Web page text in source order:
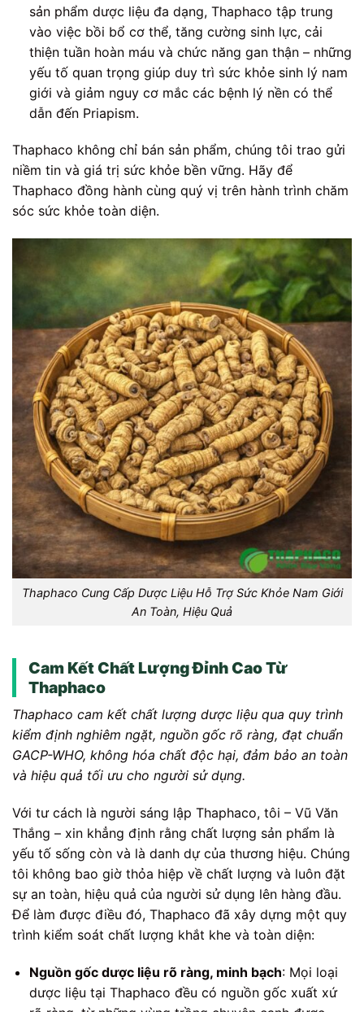
sản phẩm dược liệu đa dạng, Thaphaco tập trung
vào việc bồi bổ cơ thể, tăng cường sinh lực, cải
thiện tuần hoàn máu và chức năng gan thận – những
yếu tố quan trọng giúp duy trì sức khỏe sinh lý nam
giới và giảm nguy cơ mắc các bệnh lý nền có thể
dẫn đến Priapism.
Thaphaco không chỉ bán sản phẩm, chúng tôi trao gửi
niềm tin và giá trị sức khỏe bền vững. Hãy để
Thaphaco đồng hành cùng quý vị trên hành trình chăm
sóc sức khỏe toàn diện.
Thaphaco Cung Cấp Dược Liệu Hỗ Trợ Sức Khỏe Nam Giới
An Toàn, Hiệu Quả
Cam Kết Chất Lượng Đỉnh Cao Từ
Thaphaco
Thaphaco cam kết chất lượng dược liệu qua quy trình
kiểm định nghiêm ngặt, nguồn gốc rõ ràng, đạt chuẩn
GACP-WHO, không hóa chất độc hại, đảm bảo an toàn
và hiệu quả tối ưu cho người sử dụng.
Với tư cách là người sáng lập Thaphaco, tôi – Vũ Văn
Thắng – xin khẳng định rằng chất lượng sản phẩm là
yếu tố sống còn và là danh dự của thương hiệu. Chúng
tôi không bao giờ thỏa hiệp về chất lượng và luôn đặt
sự an toàn, hiệu quả của người sử dụng lên hàng đầu.
Để làm được điều đó, Thaphaco đã xây dựng một quy
trình kiểm soát chất lượng khắt khe và toàn diện:
Nguồn gốc dược liệu rõ ràng, minh bạch: Mọi loại
dược liệu tại Thaphaco đều có nguồn gốc xuất xứ